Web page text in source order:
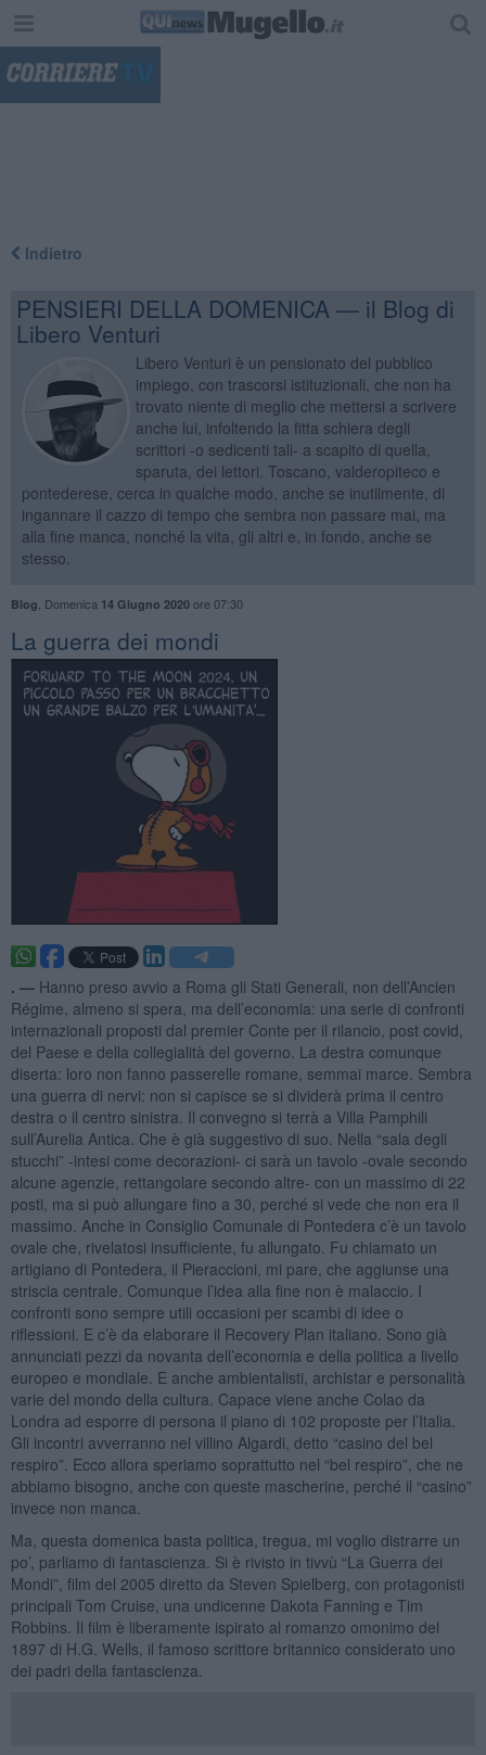
Indietro
PENSIERI DELLA DOMENICA — il Blog di
Libero Venturi
Libero Venturi è un pensionato del pubblico
impiego, con trascorsi istituzionali, che non ha
trovato niente di meglio che mettersi a scrivere
anche lui, infoltendo la fitta schiera degli
scrittori -o sedicenti tali- a scapito di quella,
sparuta, dei lettori. Toscano, valderopiteco e
pontederese, cerca in qualche modo, anche se inutilmente, di
ingannare il cazzo di tempo che sembra non passare mai, ma
alla fine manca, nonché la vita, gli altri e, in fondo, anche se
stesso.
Blog Domenica 14 Giugno 2020ore 07:30
​La guerra dei mondi
. — Hanno preso avvio a Roma gli Stati Generali, non dell’Ancien
Régime, almeno si spera, ma dell’economia: una serie di confronti
internazionali proposti dal premier Conte per il rilancio, post covid,
del Paese e della collegialità del governo. La destra comunque
diserta: loro non fanno passerelle romane, semmai marce. Sembra
una guerra di nervi: non si capisce se si dividerà prima il centro
destra o il centro sinistra. Il convegno si terrà a Villa Pamphili
sull’Aurelia Antica. Che è già suggestivo di suo. Nella “sala degli
stucchi” -intesi come decorazioni- ci sarà un tavolo -ovale secondo
alcune agenzie, rettangolare secondo altre- con un massimo di 22
posti, ma si può allungare fino a 30, perché si vede che non era il
massimo. Anche in Consiglio Comunale di Pontedera c’è un tavolo
ovale che, rivelatosi insufficiente, fu allungato. Fu chiamato un
artigiano di Pontedera, il Pieraccioni, mi pare, che aggiunse una
striscia centrale. Comunque l’idea alla fine non è malaccio. I
confronti sono sempre utili occasioni per scambi di idee o
riflessioni. E c’è da elaborare il Recovery Plan italiano. Sono già
annunciati pezzi da novanta dell’economia e della politica a livello
europeo e mondiale. E anche ambientalisti, archistar e personalità
varie del mondo della cultura. Capace viene anche Colao da
Londra ad esporre di persona il piano di 102 proposte per l’Italia.
Gli incontri avverranno nel villino Algardi, detto “casino del bel
respiro”. Ecco allora speriamo soprattutto nel “bel respiro”, che ne
abbiamo bisogno, anche con queste mascherine, perché il “casino”
invece non manca.
Ma, questa domenica basta politica, tregua, mi voglio distrarre un
po’, parliamo di fantascienza. Si è rivisto in tivvù “La Guerra dei
Mondi”, film del 2005 diretto da Steven Spielberg, con protagonisti
principali Tom Cruise, una undicenne Dakota Fanning e Tim
Robbins. Il film è liberamente ispirato al romanzo omonimo del
1897 di H.G. Wells, il famoso scrittore britannico considerato uno
dei padri della fantascienza.